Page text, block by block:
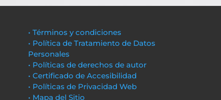
• Términos y condiciones
• Política de Tratamiento de Datos
Personales
• Políticas de derechos de autor
• Certificado de Accesibilidad
• Políticas de Privacidad Web
• Mapa del Sitio